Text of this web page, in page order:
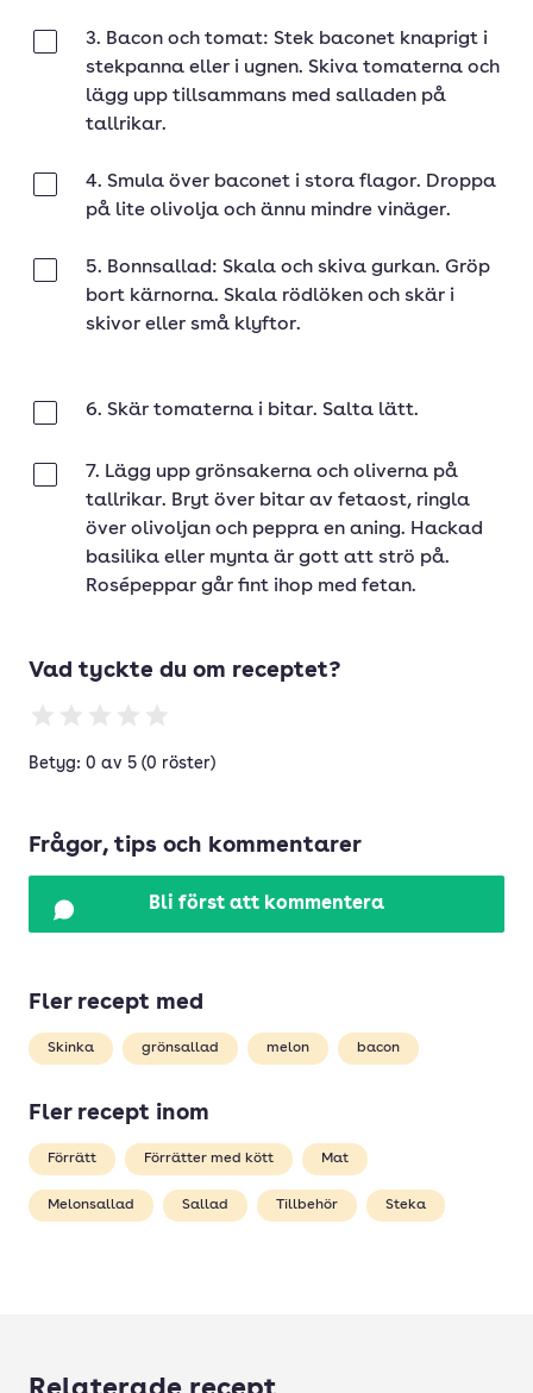
3. Bacon och tomat: Stek baconet knaprigt i
stekpanna eller i ugnen. Skiva tomaterna och
lägg upp tillsammans med salladen på
tallrikar.
4. Smula över baconet i stora flagor. Droppa
på lite olivolja och ännu mindre vinäger.
5. Bonnsallad: Skala och skiva gurkan. Gröp
bort kärnorna. Skala rödlöken och skär i
skivor eller små klyftor.
6. Skär tomaterna i bitar. Salta lätt.
7. Lägg upp grönsakerna och oliverna på
tallrikar. Bryt över bitar av fetaost, ringla
över olivoljan och peppra en aning. Hackad
basilika eller mynta är gott att strö på.
Rosépeppar går fint ihop med fetan.
Vad tyckte du om receptet?
Betyg: 0 av 5 (0 röster)
Frågor, tips och kommentarer
Bli först att kommentera
Fler recept med
Skinka grönsallad melon bacon
Fler recept inom
Förrätt Förrätter med kött Mat
Melonsallad Sallad Tillbehör Steka